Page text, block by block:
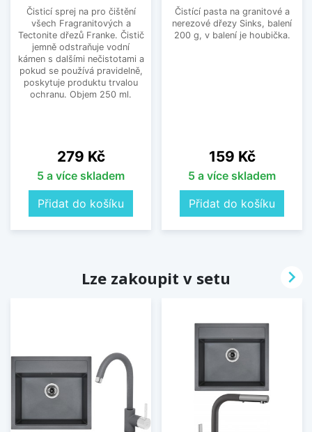
Čisticí sprej na pro čištění
všech Fragranitových a
Tectonite dřezů Franke. Čistič
jemně odstraňuje vodní
kámen s dalšími nečistotami a
pokud se používá pravidelně,
poskytuje produktu trvalou
ochranu. Objem 250 ml.
Cena
279 Kč
5 a více skladem
Přidat do košíku
Čistící pasta na granitové a
nerezové dřezy Sinks, balení
200 g, v balení je houbička.
Cena
159 Kč
5 a více skladem
Přidat do košíku
Lze zakoupit v setu 